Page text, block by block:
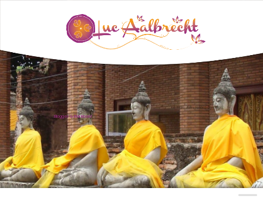
Blogger & Klankbord
uit Mae Aen, Noord-Thailand